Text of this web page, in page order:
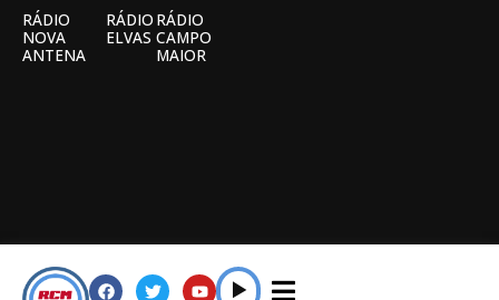
RÁDIO
NOVA
ANTENA
RÁDIO
ELVAS
RÁDIO
CAMPO
MAIOR